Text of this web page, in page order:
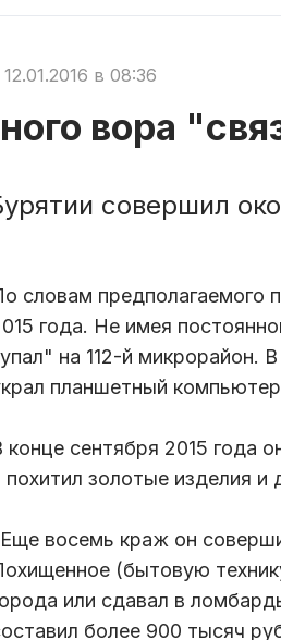
12.01.2016 в 08:36
вора
совершил
словам предполагаемого
года. Не имея
на 112-й микрорайон.
планшетный
конце сентября 2015 года
похитил золотые изделия и
восемь краж он
(бытовую
или сдавал в
более 900 тысяч